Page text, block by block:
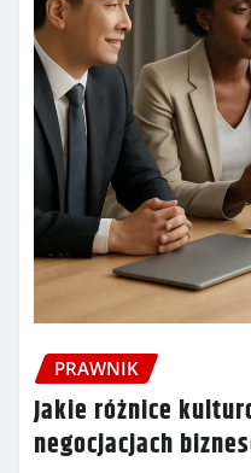
PRAWNIK
Jakie różnice
negocjacjach